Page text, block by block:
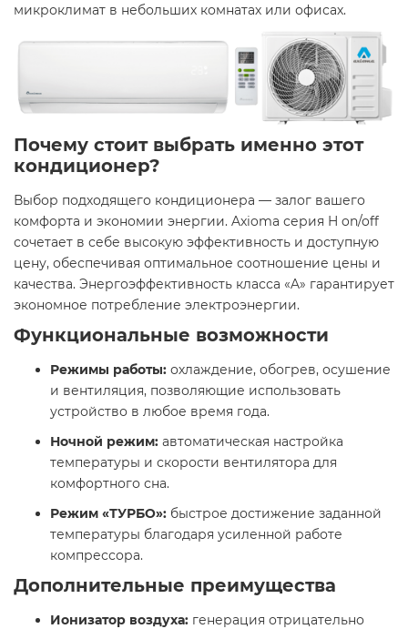
микроклимат в небольших комнатах или офисах. ​
Почему стоит выбрать именно этот
кондиционер?
Выбор подходящего кондиционера — залог вашего
комфорта и экономии энергии. Axioma серия H on/off
сочетает в себе высокую эффективность и доступную
цену, обеспечивая оптимальное соотношение цены и
качества. Энергоэффективность класса «A» гарантирует
экономное потребление электроэнергии. ​
Функциональные возможности
Режимы работы: охлаждение, обогрев, осушение
и вентиляция, позволяющие использовать
устройство в любое время года. ​
Ночной режим: автоматическая настройка
температуры и скорости вентилятора для
комфортного сна. ​
Режим «ТУРБО»: быстрое достижение заданной
температуры благодаря усиленной работе
компрессора. ​
Дополнительные преимущества
Ионизатор воздуха: генерация отрицательно